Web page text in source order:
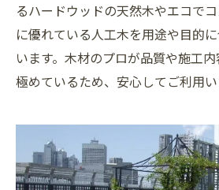
るハードウッドの天然木やエコで
に優れている人工木を用途や目的
います。木材のプロが品質や施工
極めているため、安心してご利用い